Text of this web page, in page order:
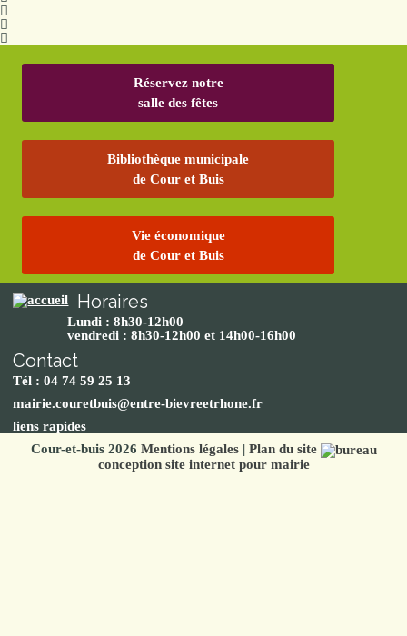
Réservez notre
salle des fêtes
Bibliothèque municipale
de Cour et Buis
Vie économique
de Cour et Buis
Horaires
Lundi : 8h30-12h00
vendredi : 8h30-12h00 et 14h00-16h00
Contact
Tél : 04 74 59 25 13
mairie.couretbuis@entre-bievreetrhone.fr
liens rapides
Cour-et-buis 2026 Mentions légales| Plan du site
conception site internet pour mairie